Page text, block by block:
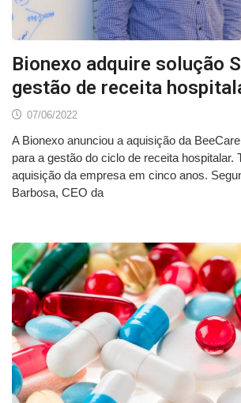
Bionexo adquire solução
gestão de receita
07/06/2022
A Bionexo anunciou a aquisição da
para a gestão do ciclo de receita hospitalar.
aquisição da empresa em cinco anos.
Barbosa, CEO da